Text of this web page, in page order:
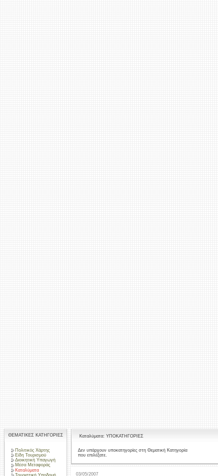
ΘΕΜΑΤΙΚΕΣ ΚΑΤΗΓΟΡΙΕΣ
Πολιτικός Χάρτης
Είδη Τουρισμού
Διοικητική Υπαγωγή
Μέσα Μεταφοράς
Καταλύματα
Τουριστική Υποδομή
Καταλύματα: ΥΠΟΚΑΤΗΓΟΡΙΕΣ
Δεν υπάρχουν υποκατηγορίες στη Θεματική Κατηγορία
που επιλέξατε.
03/05/2007